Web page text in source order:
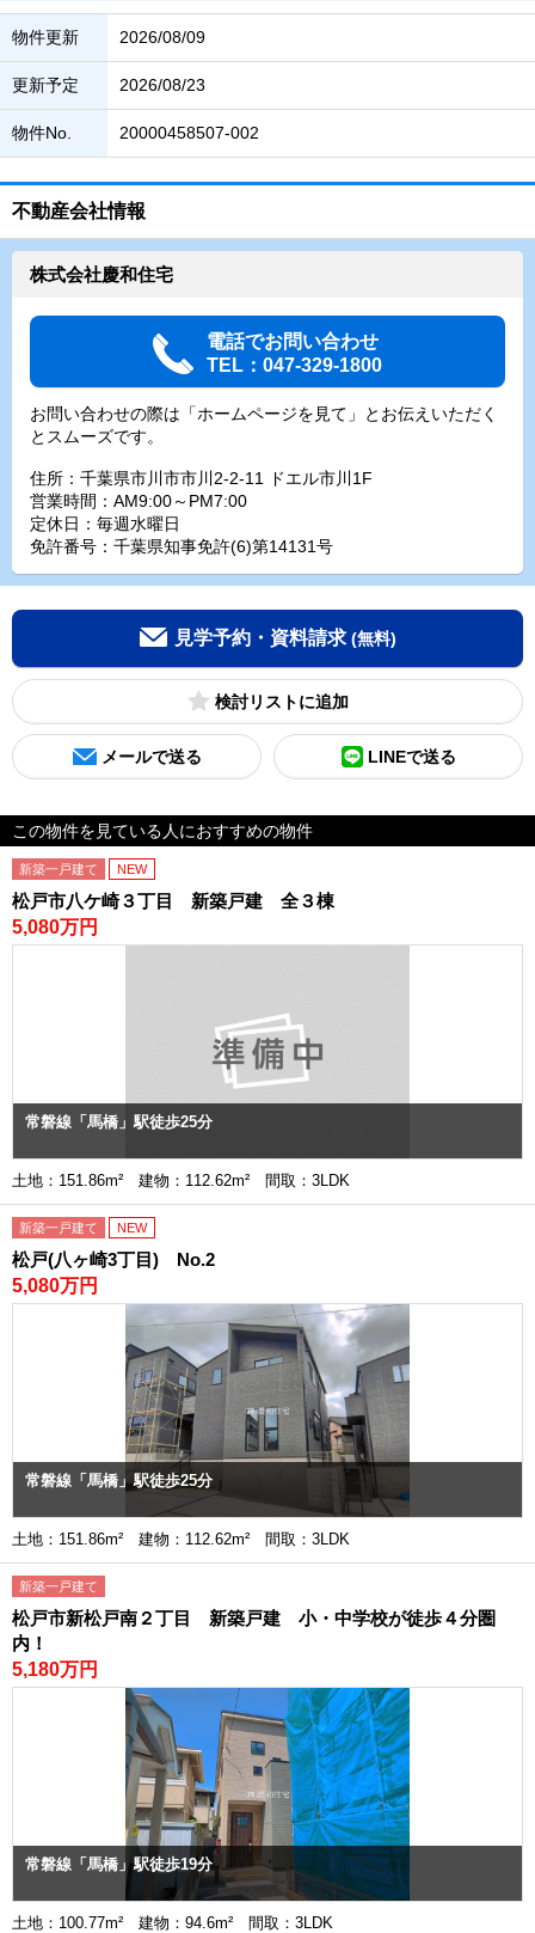
物件更新 2026/08/09
更新予定 2026/08/23
物件No. 20000458507-002
不動産会社情報
株式会社慶和住宅
電話でお問い合わせ
TEL：047-329-1800
お問い合わせの際は「ホームページを見て」とお伝えいただく
とスムーズです。
住所：千葉県市川市市川2-2-11 ドエル市川1F
営業時間：AM9:00～PM7:00
定休日：毎週水曜日
免許番号：千葉県知事免許(6)第14131号
見学予約・資料請求 (無料)
検討リスト
メールで送る LINEで送る
この物件を見ている人におすすめの物件
新築一戸建て NEW
松戸市八ケ崎３丁目 新築戸建 全３棟
5,080万円
常磐線「馬橋」駅徒歩25分
土地：151.86m² 建物：112.62m² 間取：3LDK
新築一戸建て NEW
松戸(八ヶ崎3丁目) No.2
5,080万円
常磐線「馬橋」駅徒歩25分
土地：151.86m² 建物：112.62m² 間取：3LDK
新築一戸建て
松戸市新松戸南２丁目 新築戸建 小・中学校が徒歩４分圏
内！
5,180万円
常磐線「馬橋」駅徒歩19分
土地：100.77m² 建物：94.6m² 間取：3LDK